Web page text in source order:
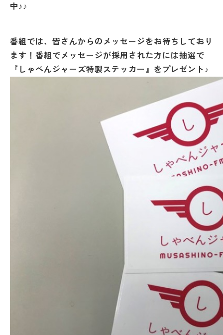
中♪♪
番組では、皆さんからのメッセージをお待ちしており
ます！番組でメッセージが採用された方には抽選で
『しゃべんジャーズ特製ステッカー』をプレゼント♪